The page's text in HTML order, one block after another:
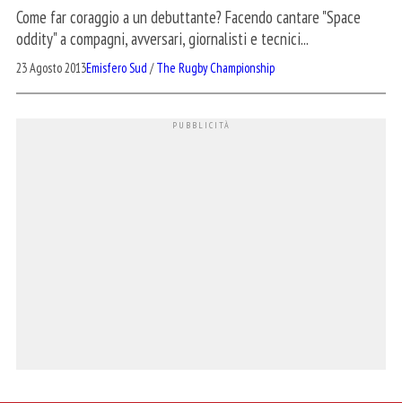
Come far coraggio a un debuttante? Facendo cantare "Space
oddity" a compagni, avversari, giornalisti e tecnici...
23 Agosto 2013Emisfero Sud /The Rugby Championship